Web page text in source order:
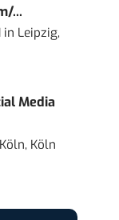
...
in Leipzig,
Media
Köln, Köln